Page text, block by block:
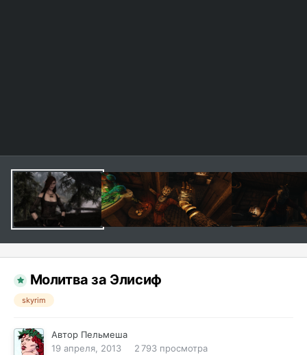
Молитва за Элисиф
skyrim
Автор Пельмеша
19 апреля, 2013
2 793 просмотра